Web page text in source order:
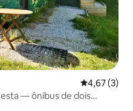
4,67 de
4,67 (3)
— ônibus de dois